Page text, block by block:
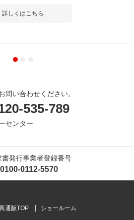
詳しくはこちら
問い合わせください。
535-789
センター
書発行事業者登録番号
0112-5570
通販TOP ショールーム